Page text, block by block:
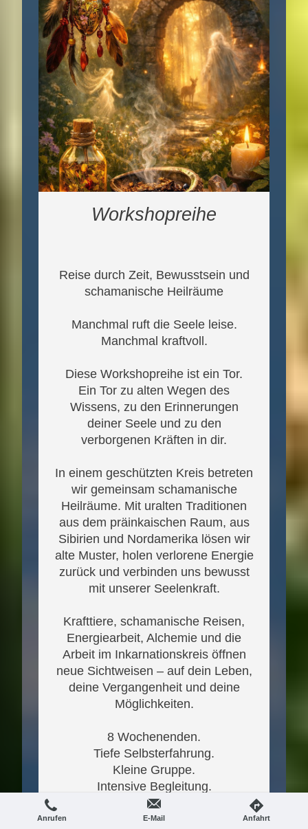
Workshopreihe
Reise durch Zeit, Bewusstsein und
schamanische Heilräume
Manchmal ruft die Seele leise.
Manchmal kraftvoll.
Diese Workshopreihe ist ein Tor.
Ein Tor zu alten Wegen des
Wissens, zu den Erinnerungen
deiner Seele und zu den
verborgenen Kräften in dir.
In einem geschützten Kreis betreten
wir gemeinsam schamanische
Heilräume. Mit uralten Traditionen
aus dem präinkaischen Raum, aus
Sibirien und Nordamerika lösen wir
alte Muster, holen verlorene Energie
zurück und verbinden uns bewusst
mit unserer Seelenkraft.
Krafttiere, schamanische Reisen,
Energiearbeit, Alchemie und die
Arbeit im Inkarnationskreis öffnen
neue Sichtweisen – auf dein Leben,
deine Vergangenheit und deine
Möglichkeiten.
8 Wochenenden.
Tiefe Selbsterfahrung.
Kleine Gruppe.
Intensive Begleitung.
Diese Reise verwandelt.
Sanft. Klar. Kraftvoll.
Anrufen E-Mail Anfahrt